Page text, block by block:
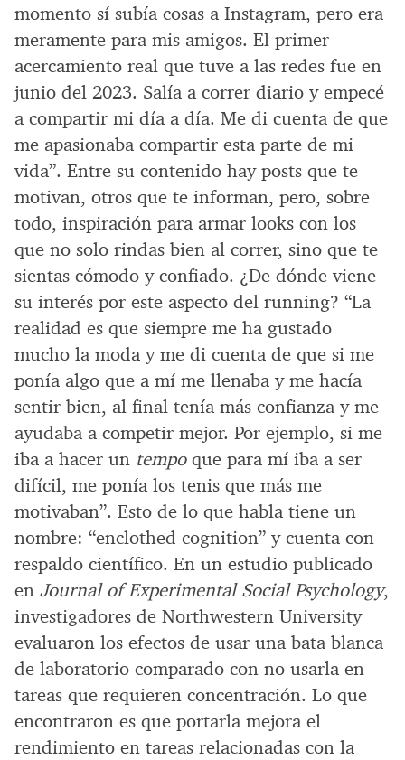
momento sí subía cosas a Instagram, pero era
meramente para mis amigos. El primer
acercamiento real que tuve a las redes fue en
junio del 2023. Salía a correr diario y empecé
a compartir mi día a día. Me di cuenta de que
me apasionaba compartir esta parte de mi
vida”. Entre su contenido hay posts que te
motivan, otros que te informan, pero, sobre
todo, inspiración para armar looks con los
que no solo rindas bien al correr, sino que te
sientas cómodo y confiado. ¿De dónde viene
su interés por este aspecto del running? “La
realidad es que siempre me ha gustado
mucho la moda y me di cuenta de que si me
ponía algo que a mí me llenaba y me hacía
sentir bien, al final tenía más confianza y me
ayudaba a competir mejor. Por ejemplo, si me
iba a hacer un tempoque para mí iba a ser
difícil, me ponía los tenis que más me
motivaban”. Esto de lo que habla tiene un
nombre: “enclothed cognition” y cuenta con
respaldo científico. En un estudio publicado
en Journal of Experimental Social Psychology,
investigadores de Northwestern University
evaluaron los efectos de usar una bata blanca
de laboratorio comparado con no usarla en
tareas que requieren concentración. Lo que
encontraron es que portarla mejora el
rendimiento en tareas relacionadas con la